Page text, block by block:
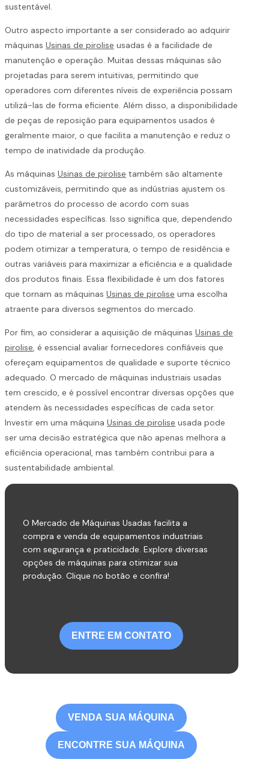
sustentável.
Outro aspecto importante a ser considerado ao adquirir
máquinas Usinas de pirolise usadas é a facilidade de
manutenção e operação. Muitas dessas máquinas são
projetadas para serem intuitivas, permitindo que
operadores com diferentes níveis de experiência possam
utilizá-las de forma eficiente. Além disso, a disponibilidade
de peças de reposição para equipamentos usados é
geralmente maior, o que facilita a manutenção e reduz o
tempo de inatividade da produção.
As máquinas Usinas de pirolise também são altamente
customizáveis, permitindo que as indústrias ajustem os
parâmetros do processo de acordo com suas
necessidades específicas. Isso significa que, dependendo
do tipo de material a ser processado, os operadores
podem otimizar a temperatura, o tempo de residência e
outras variáveis para maximizar a eficiência e a qualidade
dos produtos finais. Essa flexibilidade é um dos fatores
que tornam as máquinas Usinas de pirolise uma escolha
atraente para diversos segmentos do mercado.
Por fim, ao considerar a aquisição de máquinas Usinas de
pirolise , é essencial avaliar fornecedores confiáveis que
ofereçam equipamentos de qualidade e suporte técnico
adequado. O mercado de máquinas industriais usadas
tem crescido, e é possível encontrar diversas opções que
atendem às necessidades específicas de cada setor.
Investir em uma máquina Usinas de pirolise usada pode
ser uma decisão estratégica que não apenas melhora a
eficiência operacional, mas também contribui para a
sustentabilidade ambiental.
O Mercado de Máquinas Usadas facilita a
compra e venda de equipamentos industriais
com segurança e praticidade. Explore diversas
opções de máquinas para otimizar sua
produção. Clique no botão e confira!
ENTRE EM CONTATO
VENDA SUA MÁQUINA
ENCONTRE SUA MÁQUINA